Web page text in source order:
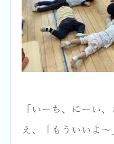
「いーち、にーい
え、「もういいよ